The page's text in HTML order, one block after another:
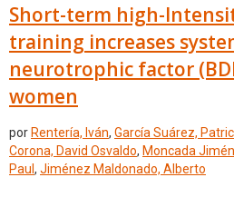
Short-term high-
training increases
neurotrophic factor
women
por Rentería, Iván, García Suárez,
Corona, David Osvaldo, Moncada
Paul , Jiménez Maldonado, Alberto